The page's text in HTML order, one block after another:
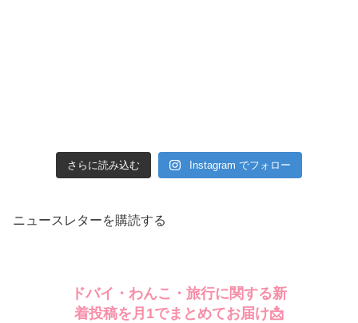
さらに読み込む Instagram でフォロー
ニュースレターを購読する
ドバイ・わんこ・旅行に関する新
着投稿を月1でまとめてお届け📩